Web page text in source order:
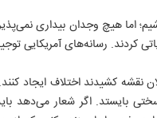
اما هیچ وجدان بیداری
کردند. رسانه‌های آمریکایی
کشیدند اختلاف ایجاد
بایستد. اگر شعار می‌دهد